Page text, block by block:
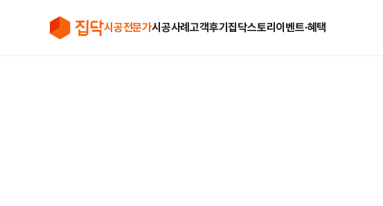
시공전문가시공사례고객후기집닥스토리 이벤트∙혜택